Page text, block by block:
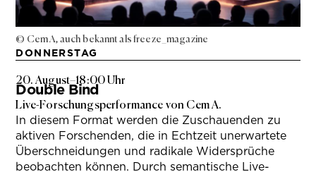
© Cem A, auch bekannt als freeze_magazine
DONNERSTAG
20. August–18:00 Uhr
Double Bind
Live-Forschungsperformance von Cem A.
In diesem Format werden die Zuschauenden zu
aktiven Forschenden, die in Echtzeit unerwartete
Überschneidungen und radikale Widersprüche
beobachten können. Durch semantische Live-